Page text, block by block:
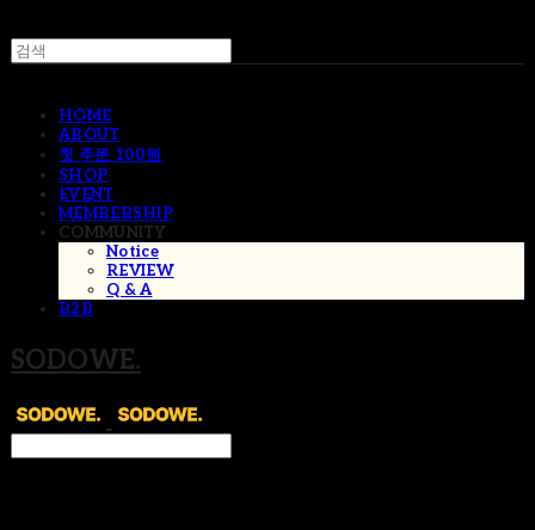
HOME
ABOUT
첫 주문 100원
SHOP
EVENT
MEMBERSHIP
COMMUNITY
Notice
REVIEW
Q & A
B2B
SODOWE.